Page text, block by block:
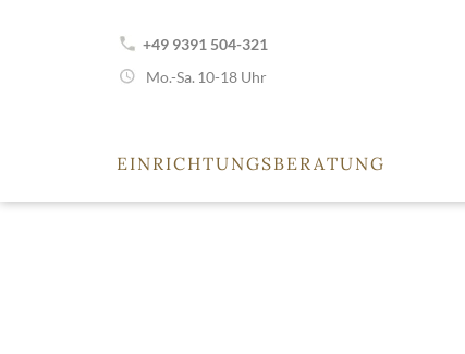
+49 9391 504-321
Mo.-Sa. 10-18 Uhr
EINRICHTUNGSBERATUNG